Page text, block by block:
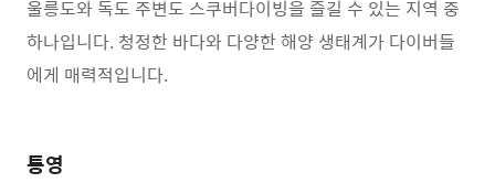
울릉도와 독도 주변도 스쿠버다이빙을 즐길 수 있는 지역 중
하나입니다. 청정한 바다와 다양한 해양 생태계가 다이버들
에게 매력적입니다.
통영